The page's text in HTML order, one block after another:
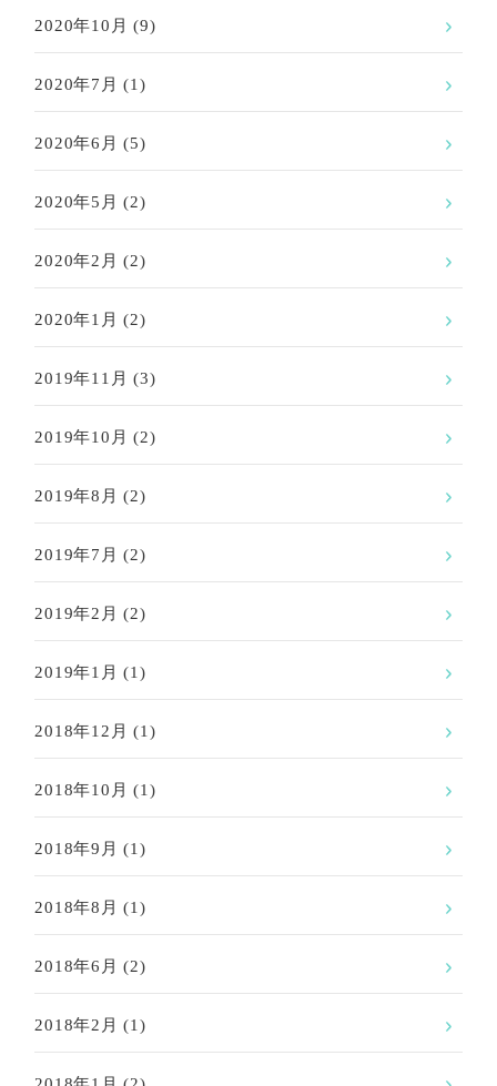
2020年10月 (9)
2020年7月 (1)
2020年6月 (5)
2020年5月 (2)
2020年2月 (2)
2020年1月 (2)
2019年11月 (3)
2019年10月 (2)
2019年8月 (2)
2019年7月 (2)
2019年2月 (2)
2019年1月 (1)
2018年12月 (1)
2018年10月 (1)
2018年9月 (1)
2018年8月 (1)
2018年6月 (2)
2018年2月 (1)